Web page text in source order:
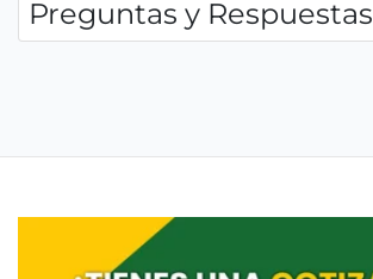
Preguntas y Respuestas